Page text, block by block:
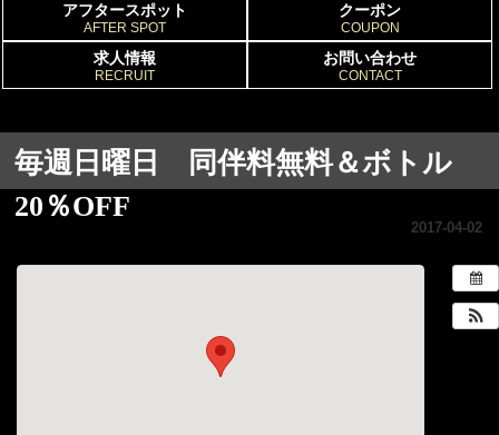
アフタースポット
AFTER SPOT
クーポン
COUPON
求人情報
RECRUIT
お問い合わせ
CONTACT
毎週日曜日 同伴料無料＆ボトル
20％OFF
2017-04-02